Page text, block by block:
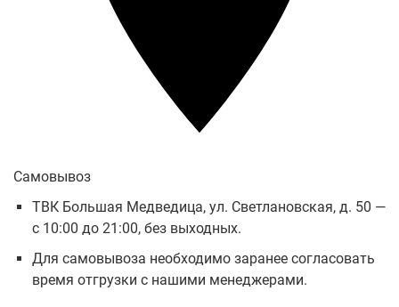
Самовывоз
ТВК Большая Медведица, ул. Светлановская, д. 50 —
с 10:00 до 21:00, без выходных.
Для самовывоза необходимо заранее согласовать
время отгрузки с нашими менеджерами.